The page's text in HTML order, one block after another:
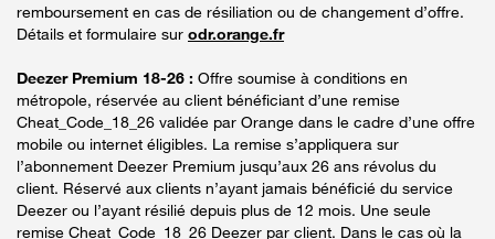
remboursement en cas de résiliation ou de changement d’offre.
Détails et formulaire sur odr.orange.fr
Deezer Premium 18-26 : Offre soumise à conditions en
métropole, réservée au client bénéficiant d’une remise
Cheat_Code_18_26 validée par Orange dans le cadre d’une offre
mobile ou internet éligibles. La remise s’appliquera sur
l’abonnement Deezer Premium jusqu’aux 26 ans révolus du
client. Réservé aux clients n’ayant jamais bénéficié du service
Deezer ou l’ayant résilié depuis plus de 12 mois. Une seule
remise Cheat_Code_18_26 Deezer par client. Dans le cas où la